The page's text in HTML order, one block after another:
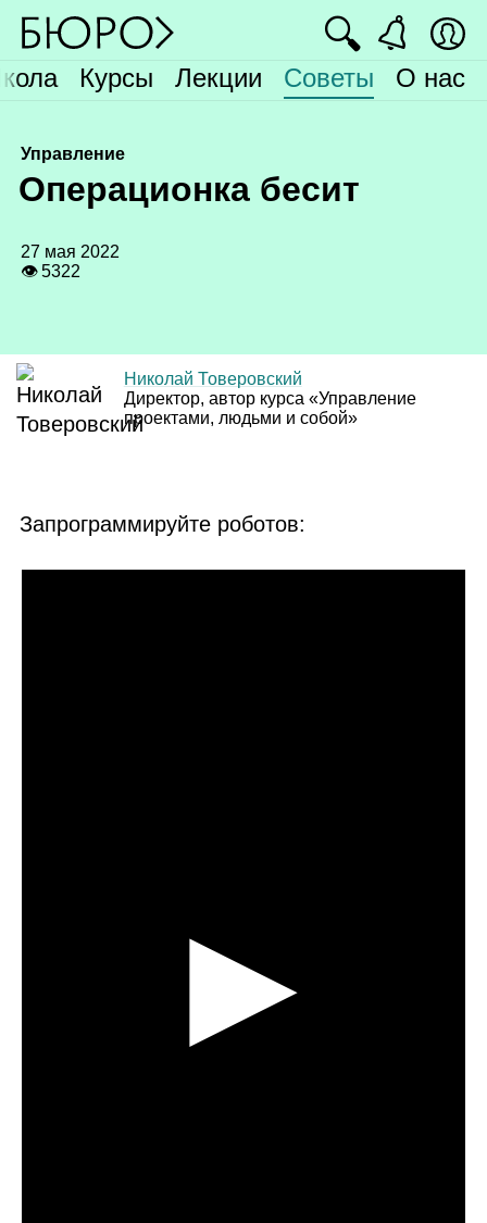
Курсы Лекции Советы О нас
🔍
Управление
Операционка бесит
27 мая 2022
👁 5322
Николай Товеровский
Директор, автор курса «Управление
проектами, людьми и собой»
Запрограммируйте роботов: